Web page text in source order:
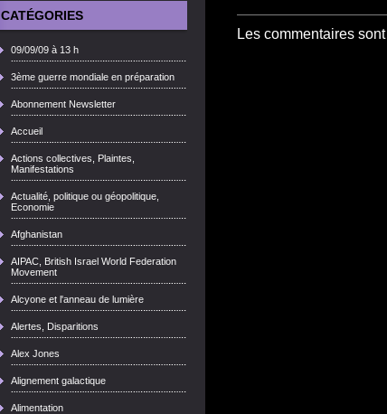
CATÉGORIES
09/09/09 à 13 h
3ème guerre mondiale en préparation
Abonnement Newsletter
Accueil
Actions collectives, Plaintes,
Manifestations
Actualité, politique ou géopolitique,
Economie
Afghanistan
AIPAC, British Israel World Federation
Movement
Alcyone et l'anneau de lumière
Alertes, Disparitions
Alex Jones
Alignement galactique
Alimentation
Les commentaires